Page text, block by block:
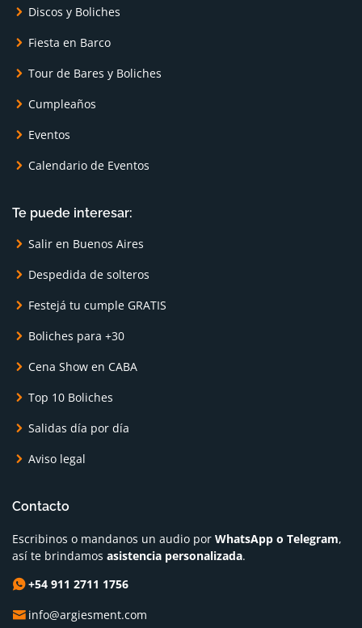
Discos y Boliches
Fiesta en Barco
Tour de Bares y Boliches
Cumpleaños
Eventos
Calendario de Eventos
Te puede interesar:
Salir en Buenos Aires
Despedida de solteros
Festejá tu cumple GRATIS
Boliches para +30
Cena Show en CABA
Top 10 Boliches
Salidas día por día
Aviso legal
Contacto
Escribinos o mandanos un audio por WhatsApp o Telegram,
así te brindamos asistencia personalizada.
+54 911 2711 1756
info@argiesment.com